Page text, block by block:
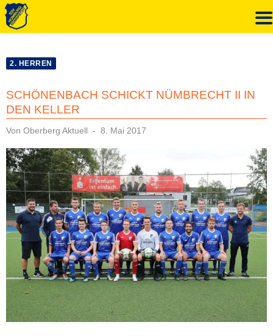
Inhalt
2. HERREN
SCHÖNENBACH SCHICKT NÜMBRECHT II IN
DEN KELLER
Von Oberberg Aktuell
Veröffentlicht
8. Mai 2017